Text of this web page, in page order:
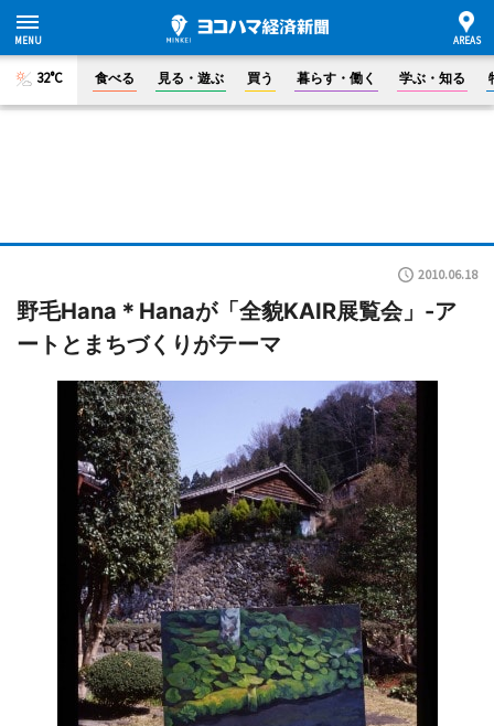
32°C 食べる 見る・遊ぶ 買う 暮らす・働く 学ぶ・知る
2010.06.18
野毛Hana＊Hanaが「全貌KAIR展覧会」-ア
ートとまちづくりがテーマ